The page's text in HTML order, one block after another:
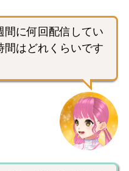
間に何回配信してい
間はどれくらいです